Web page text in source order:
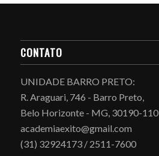
CONTATO
UNIDADE BARRO PRETO:
R. Araguari, 746 - Barro Preto,
Belo Horizonte - MG, 30190-110
academiaexito@gmail.com
(31) 32924173 / 2511-7600